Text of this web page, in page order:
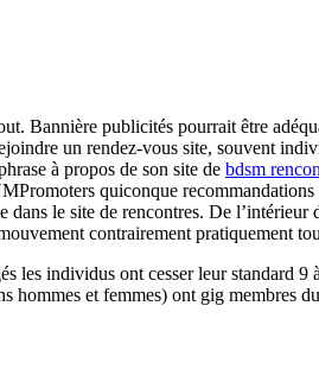
Bannière publicités pourrait être
un rendez-vous site, souvent
à propos de son site de bdsm
quiconque
le site de rencontres. De l’intérieur
contrairement pratiquement
les individus ont cesser leur standard 9
et femmes) ont gig membres